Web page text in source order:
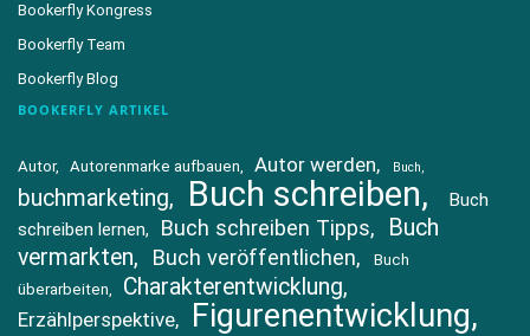
Bookerfly Kongress
Bookerfly Team
Bookerfly Blog
BOOKERFLY ARTIKEL
Autor Autorenmarke aufbauen Autor werden Buch
buchmarketing Buch schreiben
Buch
schreiben lernen
Buch schreiben Tipps
Buch
vermarkten
Buch veröffentlichen
Buch
überarbeiten
Charakterentwicklung
Erzählperspektive Figurenentwicklung